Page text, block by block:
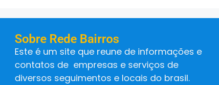
Sobre Rede Bairros
Este é um site que reune de informações e
contatos de empresas e serviços de
diversos seguimentos e locais do brasil.